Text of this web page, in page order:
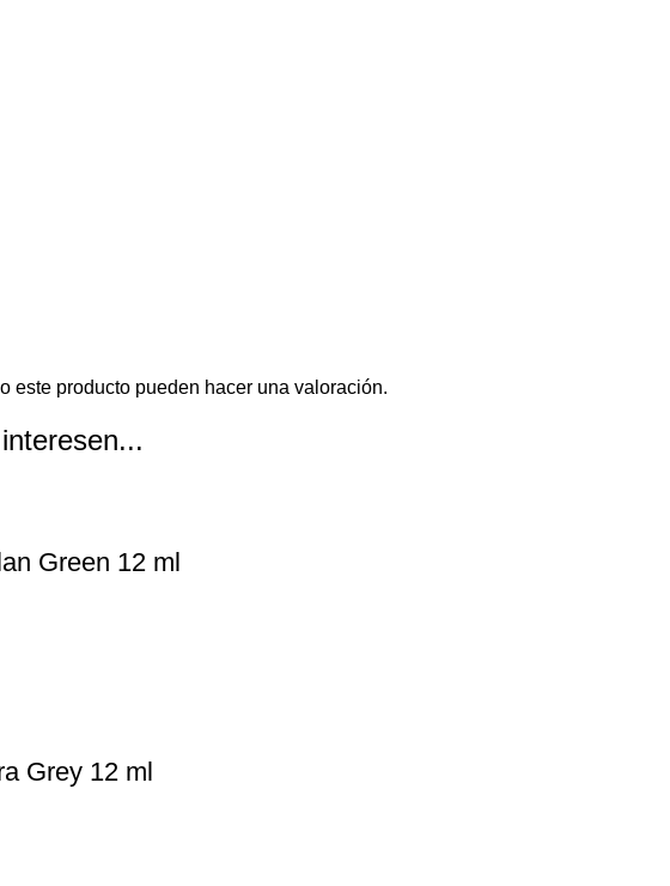
este producto pueden hacer una valoración.
Green 12 ml
Grey 12 ml